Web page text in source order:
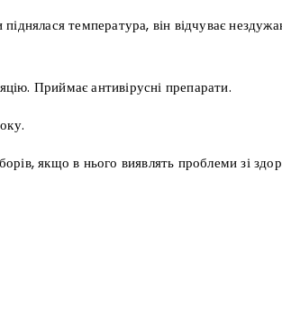
температура, він відчуває
Приймає антивірусні препарати.
якщо в нього виявлять проблеми зі